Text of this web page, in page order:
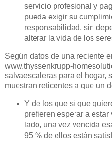
servicio profesional y
pueda exigir su
responsabilidad, sin
alterar la vida de los
Según datos de una reciente
www.thyssenkrupp-
salvaescaleras para el hogar,
muestran reticentes a que un
Y de los que sí que
prefieren esperar a estar
lado, una vez vencida
95 % de ellos están